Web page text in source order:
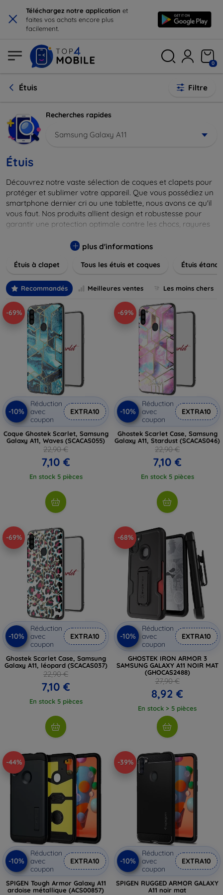
× Téléchargez notre application et
faites vos achats encore plus
facilement.
0
Étuis Filtre
Recherches rapides
Samsung Galaxy A11
Étuis
Découvrez notre vaste sélection de coques et clapets pour
protéger et sublimer votre appareil. Que vous possédiez un
smartphone dernier cri ou une tablette, nous avons ce qu'il
vous faut. Nos produits allient design et robustesse pour
garantir une protection optimale contre les chocs, rayures
allant des modèles élégants et minimalistes aux designs
matériaux de haute qualité, y compris le cuir, le silicone, et
parfait pour exprimer votre style tout en assurant la
durabilité de votre appareil.
plus d'informations
Étuis à clapet Tous les étuis et coques Étuis
Recommandés Meilleures ventes Les moins chers
-69%
-10%
Réduction
avec
coupon
EXTRA10
Coque Ghostek Scarlet, Samsung
Galaxy A11, Waves (SCACAS055)
22,90 €
7,10 €
En stock 5 pièces
-69%
-10%
Réduction
avec
coupon
EXTRA10
Ghostek Scarlet Case, Samsung
Galaxy A11, Stardust (SCACAS046)
22,90 €
7,10 €
En stock 5 pièces
-69%
-10%
Réduction
avec
coupon
EXTRA10
Ghostek Scarlet Case, Samsung
Galaxy A11, léopard (SCACAS037)
22,90 €
7,10 €
En stock 5 pièces
-68%
-10%
Réduction
avec
coupon
EXTRA10
GHOSTEK IRON ARMOR 3
SAMSUNG GALAXY A11 NOIR MAT
(GHOCAS2488)
27,90 €
8,92 €
En stock > 5 pièces
-44%
-10%
Réduction
avec
coupon
EXTRA10
SPIGEN Tough Armor Galaxy A11
ardoise métallique (ACS00857)
-39%
-10%
Réduction
avec
coupon
EXTRA10
SPIGEN RUGGED ARMOR GALAXY
A11 noir mat